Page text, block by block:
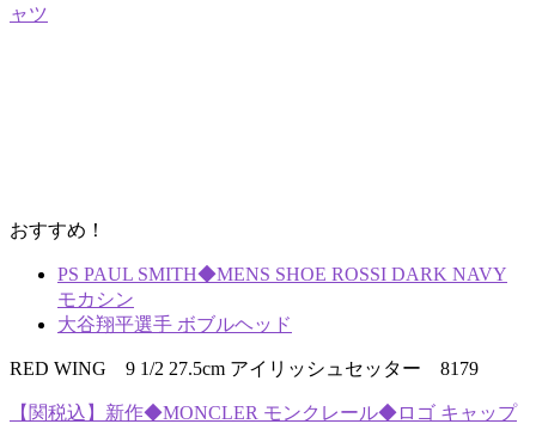
ャツ
おすすめ！
PS PAUL SMITH◆MENS SHOE ROSSI DARK NAVY
モカシン
大谷翔平選手 ボブルヘッド
RED WING 9 1/2 27.5cm アイリッシュセッター 8179
【関税込】新作◆MONCLER モンクレール◆ロゴ キャップ